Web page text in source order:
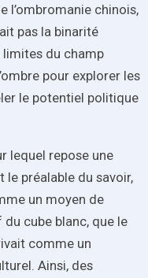
l’ombromanie chinois,
pas la binarité
du champ
pour explorer les
le potentiel politique
lequel repose une
préalable du savoir,
un moyen de
cube blanc, que le
comme un
Ainsi, des